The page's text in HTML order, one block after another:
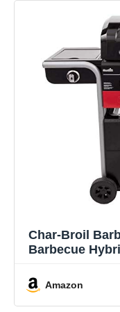
Char-Broil
Barbecue
cuisine en
Amazon